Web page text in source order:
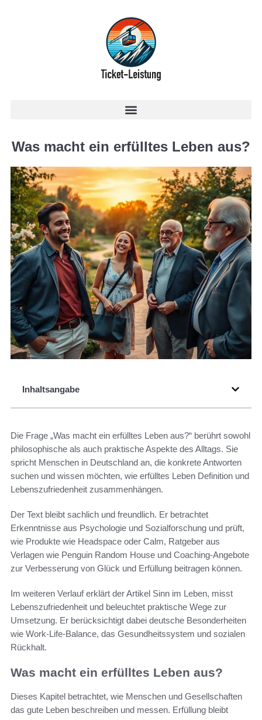
Was macht ein erfülltes Leben aus?
Inhaltsangabe
Die Frage „Was macht ein erfülltes Leben aus?“ berührt sowohl
philosophische als auch praktische Aspekte des Alltags. Sie
spricht Menschen in Deutschland an, die konkrete Antworten
suchen und wissen möchten, wie erfülltes Leben Definition und
Lebenszufriedenheit zusammenhängen.
Der Text bleibt sachlich und freundlich. Er betrachtet
Erkenntnisse aus Psychologie und Sozialforschung und prüft,
wie Produkte wie Headspace oder Calm, Ratgeber aus
Verlagen wie Penguin Random House und Coaching-Angebote
zur Verbesserung von Glück und Erfüllung beitragen können.
Im weiteren Verlauf erklärt der Artikel Sinn im Leben, misst
Lebenszufriedenheit und beleuchtet praktische Wege zur
Umsetzung. Er berücksichtigt dabei deutsche Besonderheiten
wie Work-Life-Balance, das Gesundheitssystem und sozialen
Rückhalt.
Was macht ein erfülltes Leben aus?
Dieses Kapitel betrachtet, wie Menschen und Gesellschaften
das gute Leben beschreiben und messen. Erfüllung bleibt